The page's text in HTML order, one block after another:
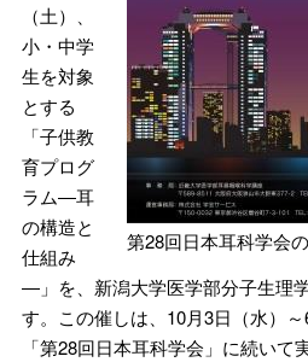
第28回日本耳科学会
（土）、
小・中学
生を対象
とする
「子供教
育プログ
ラム―耳
の構造と
仕組み
―」を、新潟大学医学部分子生理
す。この催しは、10月3日（水）
「第28回日本耳科学会」に続いて